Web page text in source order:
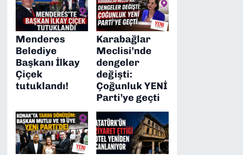
Menderes
Belediye
Başkanı İlkay
Çiçek
tutuklandı!
Karabağlar
Meclisi’nde
dengeler
değişti:
Çoğunluk YENİ
Parti’ye geçti